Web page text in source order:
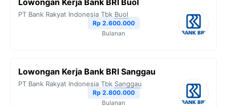
Lowongan Kerja Bank BRI Buol
PT Bank Rakyat Indonesia Tbk Buol
Rp 2.600.000
Bulanan
Lowongan Kerja Bank BRI Sanggau
PT Bank Rakyat Indonesia Tbk Sanggau
Rp 2.800.000
Bulanan